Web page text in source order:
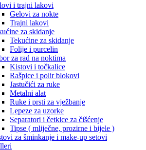
i trajni lakovi
Gelovi za nokte
Trajni lakovi
za skidanje
Tekućine za skidanje
Folije i purcelin
za rad na noktima
Kistovi i točkalice
Rašpice i polir blokovi
Jastučići za ruke
Metalni alat
Ruke i prsti za vježbanje
Lepeze za uzorke
Separatori i četkice za čišćenje
Tipse ( mliječne, prozirne i bijele )
za šminkanje i make-up setovi